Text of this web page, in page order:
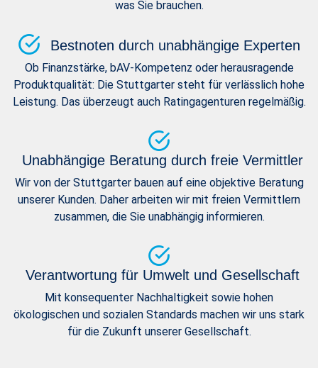
was Sie brauchen.
Bestnoten durch unabhängige Experten
Ob Finanzstärke, bAV-Kompetenz oder herausragende
Produktqualität: Die Stuttgarter steht für verlässlich hohe
Leistung. Das überzeugt auch Ratingagenturen regelmäßig.
Unabhängige Beratung durch freie Vermittler
Wir von der Stuttgarter bauen auf eine objektive Beratung
unserer Kunden. Daher arbeiten wir mit freien Vermittlern
zusammen, die Sie unabhängig informieren.
Verantwortung für Umwelt und Gesellschaft
Mit konsequenter Nachhaltigkeit sowie hohen
ökologischen und sozialen Standards machen wir uns stark
für die Zukunft unserer Gesellschaft.